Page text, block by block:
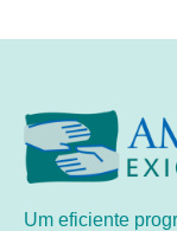
Um eficiente